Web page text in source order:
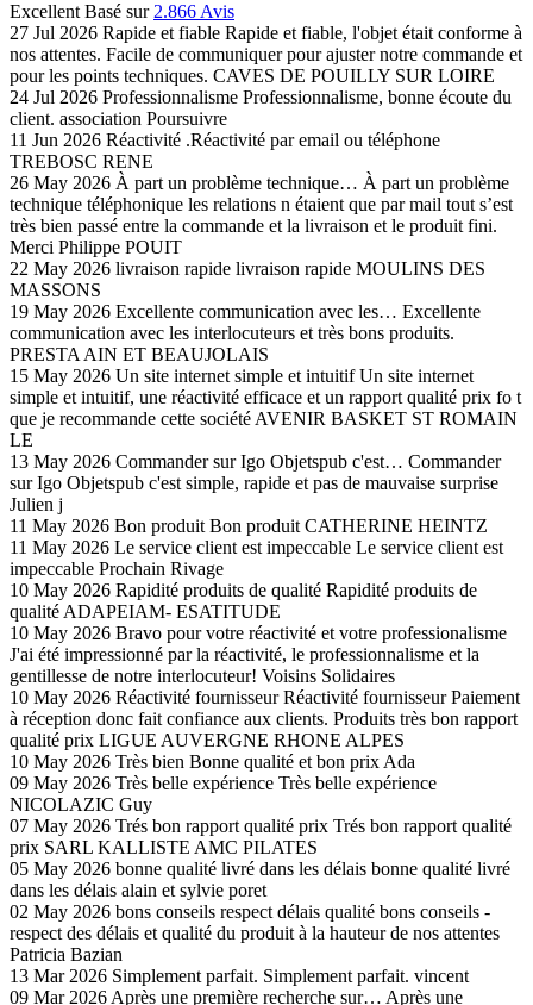
Excellent Basé sur 2.866 Avis
27 Jul 2026 Rapide et fiable Rapide et fiable, l'objet était conforme à
nos attentes. Facile de communiquer pour ajuster notre commande et
pour les points techniques. CAVES DE POUILLY SUR LOIRE
24 Jul 2026 Professionnalisme Professionnalisme, bonne écoute du
client. association Poursuivre
11 Jun 2026 Réactivité .Réactivité par email ou téléphone
TREBOSC RENE
26 May 2026 À part un problème technique… À part un problème
technique téléphonique les relations n étaient que par mail tout s’est
très bien passé entre la commande et la livraison et le produit fini.
Merci Philippe POUIT
22 May 2026 livraison rapide livraison rapide MOULINS DES
MASSONS
19 May 2026 Excellente communication avec les… Excellente
communication avec les interlocuteurs et très bons produits.
PRESTA AIN ET BEAUJOLAIS
15 May 2026 Un site internet simple et intuitif Un site internet
simple et intuitif, une réactivité efficace et un rapport qualité prix fo t
que je recommande cette société AVENIR BASKET ST ROMAIN
LE
13 May 2026 Commander sur Igo Objetspub c'est… Commander
sur Igo Objetspub c'est simple, rapide et pas de mauvaise surprise
Julien j
11 May 2026 Bon produit Bon produit CATHERINE HEINTZ
11 May 2026 Le service client est impeccable Le service client est
impeccable Prochain Rivage
10 May 2026 Rapidité produits de qualité Rapidité produits de
qualité ADAPEIAM- ESATITUDE
10 May 2026 Bravo pour votre réactivité et votre professionalisme
J'ai été impressionné par la réactivité, le professionnalisme et la
gentillesse de notre interlocuteur! Voisins Solidaires
10 May 2026 Réactivité fournisseurRéactivité fournisseur Paiement
à réception donc fait confiance aux clients. Produits très bon rapport
qualité prix LIGUE AUVERGNE RHONE ALPES
10 May 2026 Très bien Bonne qualité et bon prix Ada
09 May 2026 Très belle expérience Très belle expérience
NICOLAZIC Guy
07 May 2026 Trés bon rapport qualité prix Trés bon rapport qualité
prix SARL KALLISTE AMC PILATES
05 May 2026 bonne qualité livré dans les délais bonne qualité livré
dans les délais alain et sylvie poret
02 May 2026 bons conseils respect délais qualité bons conseils -
respect des délais et qualité du produit à la hauteur de nos attentes
Patricia Bazian
13 Mar 2026 Simplement parfait. Simplement parfait. vincent
09 Mar 2026 Après une première recherche sur… Après une